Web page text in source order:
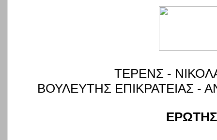
ΤΕΡΕΝΣ -
ΒΟΥΛΕΥΤΗΣ ΕΠΙΚΡΑΤΕΙΑΣ -